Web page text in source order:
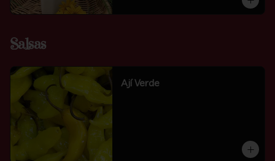
Salsas
Ají Verde